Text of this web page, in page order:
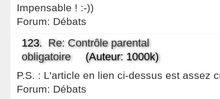
Impensable ! :-))
Forum: Débats
123. Re: Contrôle parental
obligatoire(Auteur: 1000k)
P.S. : L'article en lien ci-dessus est assez
Forum: Débats